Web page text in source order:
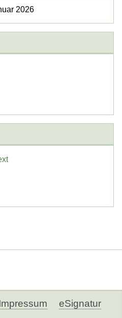
2026
eSignatur